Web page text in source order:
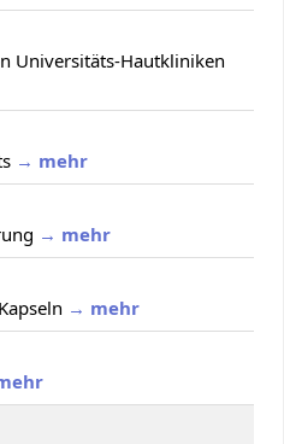
Universitäts-Hautkliniken
→ mehr
→ mehr
→ mehr